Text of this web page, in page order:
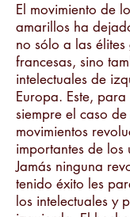
El movimiento de
amarillos ha
no sólo a las
francesas, sino
intelectuales de
Europa. Este,
siempre el caso
movimientos
importantes de los
Jamás ninguna
tenido éxito les
los intelectuales y